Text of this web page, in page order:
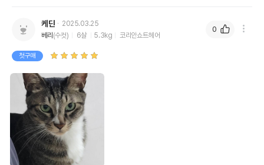
AS책임자와 전화번호
전화번호
유통기한
케딘
2025.03.25
베리(수컷) 6살 5.3kg 코리안쇼트헤어
첫구매
0